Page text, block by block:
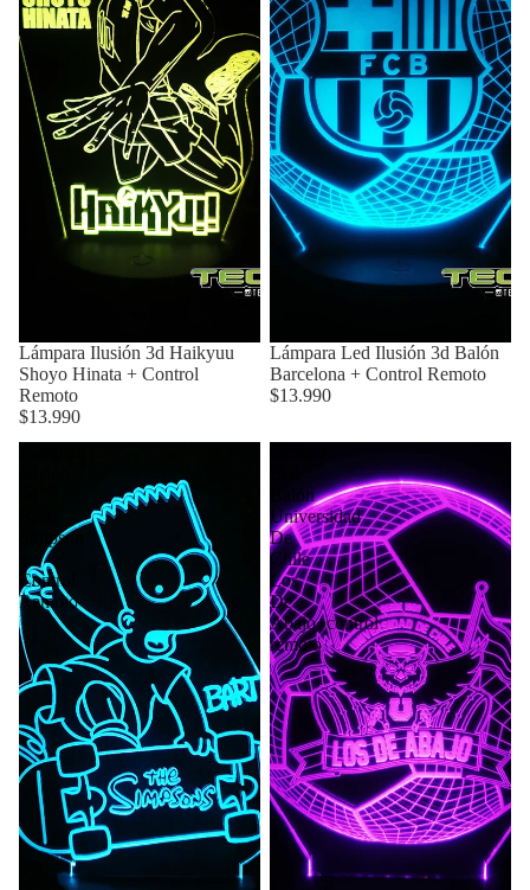
Lámpara Ilusión 3d Haikyuu
Shoyo Hinata + Control
Remoto
$13.990
Lámpara Led Ilusión 3d Balón
Barcelona + Control Remoto
$13.990
Simpson
Control
Remoto
Balón
Universidad
De
Chile
Los
De
Abajo+control
remoto